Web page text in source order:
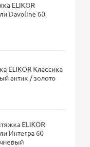
ELIKOR
Davoline 60
ELIKOR Классика
антик / золото
ELIKOR
Интегра 60